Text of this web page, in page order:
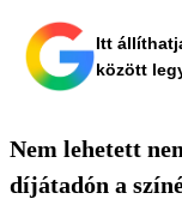
Itt
között
Nem lehetett
díjátadón a